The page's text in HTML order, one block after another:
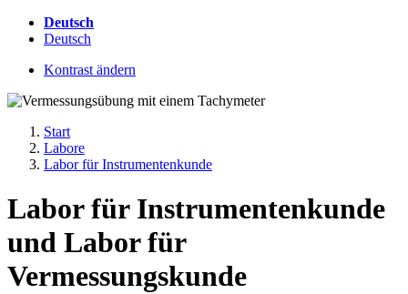
Deutsch
Deutsch
Kontrast ändern
Start
Labore
Labor für Instrumentenkunde
Labor für Instrumentenkunde
und Labor für
Vermessungskunde